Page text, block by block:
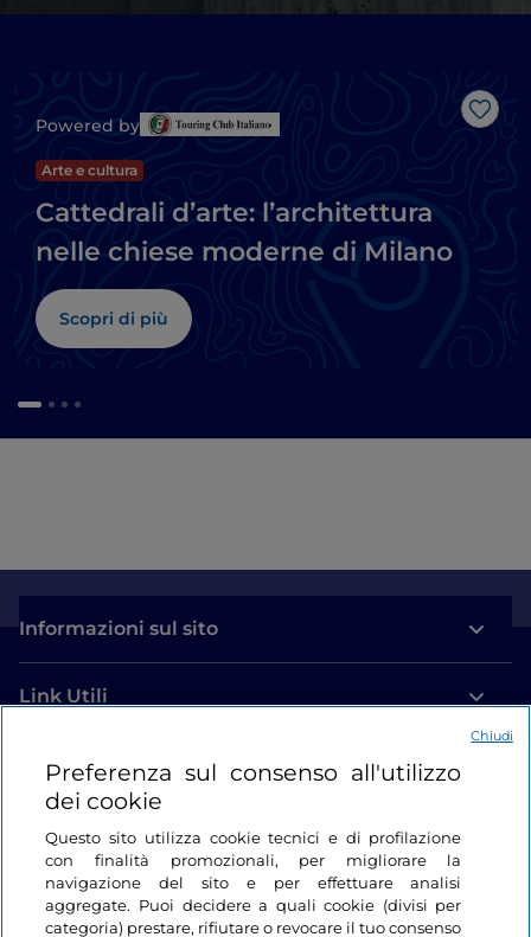
Like
Powered by
Arte e cultura
Cattedrali d’arte: l’architettura
nelle chiese moderne di Milano
Scopri di più
Informazioni sul sito
Link Utili
Login
Restiamo in contatto
Preferenza sul consenso all'utilizzo
dei cookie
Questo sito utilizza cookie tecnici e di profilazione
con finalità promozionali, per migliorare la
navigazione del sito e per effettuare analisi
aggregate. Puoi decidere a quali cookie (divisi per
categoria) prestare, rifiutare o revocare il tuo consenso
Chiudi